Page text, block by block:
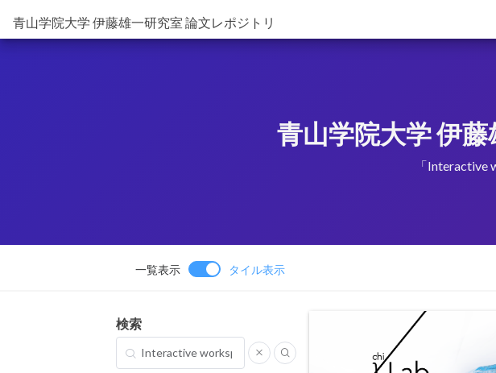
青山学院大学 伊藤雄一研究室 論文レポジトリ
青山学院大学 伊
「Interactive
一覧表示 タイル表示
検索